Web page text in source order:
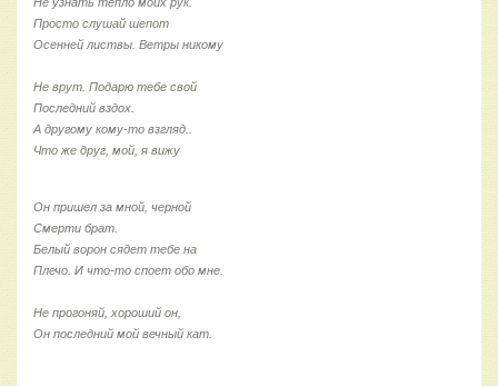
Просто слушай шепот
Осенней листвы. Ветры никому
Не врут. Подарю тебе свой
Последний вздох.
А другому кому-то взгляд..
Что же друг, мой, я вижу
Он пришел за мной, черной
Смерти брат.
Белый ворон сядет тебе на
Плечо. И что-то споет обо мне.
Не прогоняй, хороший он,
Он последний мой вечный кат.